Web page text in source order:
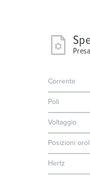
Corrente
Poli
Voltaggio
Posizioni
Hertz